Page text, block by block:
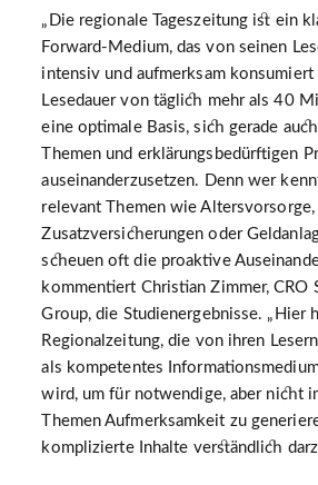
„Die regionale Tageszeitung ist ein
Forward-Medium, das von seinen
intensiv und aufmerksam
Lesedauer von täglich mehr als 40
eine optimale Basis, sich gerade
Themen und erklärungsbedürftigen
auseinanderzusetzen. Denn wer
relevant Themen wie Altersvorsorge,
Zusatzversicherungen oder
scheuen oft die proaktive
kommentiert Christian Zimmer, CRO
Group, die Studienergebnisse. „Hier
Regionalzeitung, die von ihren
als kompetentes
wird, um für notwendige, aber nicht
Themen Aufmerksamkeit zu
komplizierte Inhalte verständlich